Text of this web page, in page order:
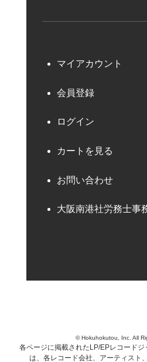
マイアカウント
会員登録
ログイン
カートを見る
お問い合わせ
大阪南港社労務士事
© Hokuhokutou, Inc. All
各ページに掲載されたLP/EPレコード
は、各レコード会社、アーティスト